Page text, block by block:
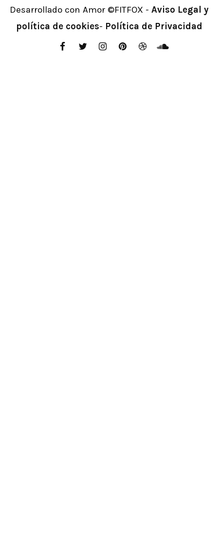
Desarrollado con Amor ©FITFOX - Aviso Legal y
política de cookies- Política de Privacidad